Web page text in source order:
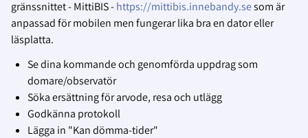
gränssnittet - MittiBIS -https://mittibis.innebandy.sesom är
anpassad för mobilen men fungerar lika bra en dator eller
läsplatta.
Se dina kommande och genomförda uppdrag som
domare/observatör
Söka ersättning för arvode, resa och utlägg
Godkänna protokoll
Lägga in "Kan dömma-tider"